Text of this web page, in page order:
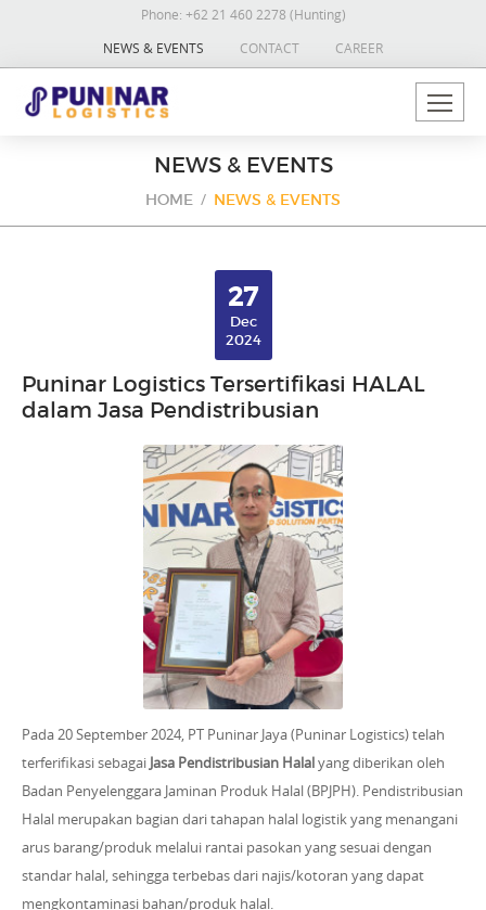
Phone: +62 21 460 2278 (Hunting)
NEWS & EVENTS
CONTACT CAREER
NEWS & EVENTS
HOME NEWS & EVENTS
27
Dec
2024
Puninar Logistics Tersertifikasi HALAL
dalam Jasa Pendistribusian
Pada 20 September 2024, PT Puninar Jaya (Puninar Logistics) telah
terferifikasi sebagai Jasa Pendistribusian Halalyang diberikan oleh
Badan Penyelenggara Jaminan Produk Halal (BPJPH). Pendistribusian
Halal merupakan bagian dari tahapan halal logistik yang menangani
arus barang/produk melalui rantai pasokan yang sesuai dengan
standar halal, sehingga terbebas dari najis/kotoran yang dapat
mengkontaminasi bahan/produk halal.